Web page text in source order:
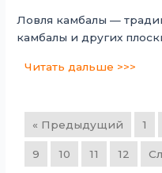
Ловля камбалы —
камбалы и других
Читать дальше >>>
« Предыдущий 1
9 10 11 12